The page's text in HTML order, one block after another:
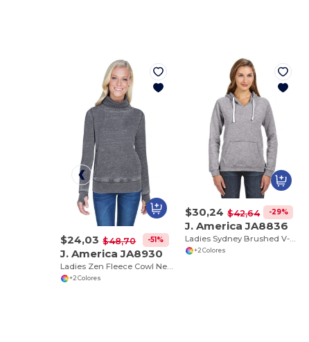
$24,03 $48,70 -51%
J. America JA8930
Ladies Zen Fleece Cowl Neck
+2 Colores
$30,24 $42,64 -29%
J. America JA8836
+2 Colores